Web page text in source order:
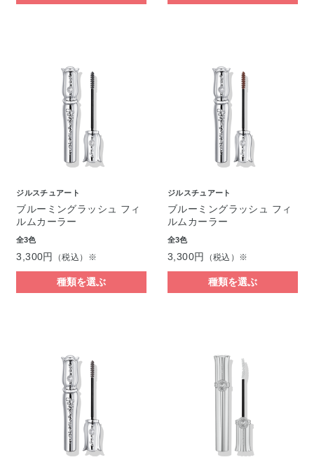
ジルスチュアート
ブルーミングラッシュ フィ
ルムカーラー
全3色
3,300円 （税込）※
種類を選ぶ
ジルスチュアート
ブルーミングラッシュ フィ
ルムカーラー
全3色
3,300円 （税込）※
種類を選ぶ